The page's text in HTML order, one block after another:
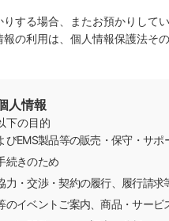
する場合、またお預かりして
の利用は、個人情報保護法そ
人情報
下の目的
びEMS製品等の販売・保守・サポ
続きのため
力・交渉・契約の履行、履行請求
のイベントご案内、商品・サー